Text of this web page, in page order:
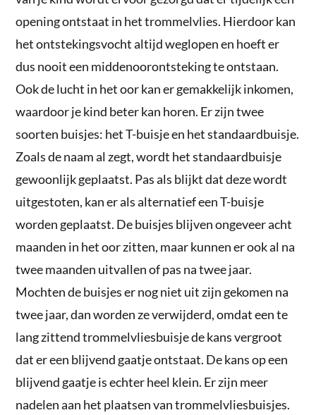
opening ontstaat in het trommelvlies. Hierdoor kan
het ontstekingsvocht altijd weglopen en hoeft er
dus nooit een middenoorontsteking te ontstaan.
Ook de lucht in het oor kan er gemakkelijk inkomen,
waardoor je kind beter kan horen. Er zijn twee
soorten buisjes: het T-buisje en het standaardbuisje.
Zoals de naam al zegt, wordt het standaardbuisje
gewoonlijk geplaatst. Pas als blijkt dat deze wordt
uitgestoten, kan er als alternatief een T-buisje
worden geplaatst. De buisjes blijven ongeveer acht
maanden in het oor zitten, maar kunnen er ook al na
twee maanden uitvallen of pas na twee jaar.
Mochten de buisjes er nog niet uit zijn gekomen na
twee jaar, dan worden ze verwijderd, omdat een te
lang zittend trommelvliesbuisje de kans vergroot
dat er een blijvend gaatje ontstaat. De kans op een
blijvend gaatje is echter heel klein. Er zijn meer
nadelen aan het plaatsen van trommelvliesbuisjes.